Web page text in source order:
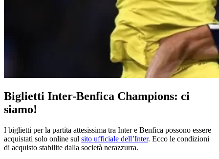
Biglietti Inter-Benfica Champions: ci
siamo!
I biglietti per la partita attesissima tra Inter e Benfica possono essere
acquistati solo online sul sito ufficiale dell’Inter. Ecco le condizioni
di acquisto stabilite dalla società nerazzurra.